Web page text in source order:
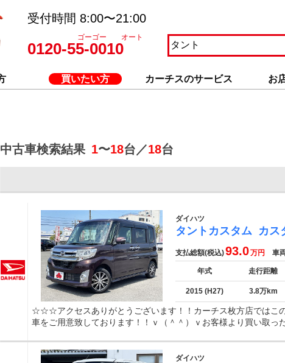
受付時間 8:00〜21:00
ゴーゴー オート
0120-55-0010
買いたい方 カーチスのサービス お
中古車検索結果 1〜18台／18台
ダイハツ
タントカスタム カス
支払総額(税込)93.0万円 車
年式 走行距離
2015 (H27) 3.8万km
☆☆☆アクセスありがとうございます！！カーチス枚方店ではこ
車をご用意致しております！！ｖ（＾＾）ｖお客様より買い取っ
ダイハツ